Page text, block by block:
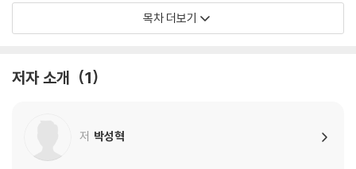
“민사고 학부형 추천으로 아이에게 이 책을 읽히고 있다. ‘공부 잘하는 아
98.4%의 중·고등학교 학생들이 “공부하고 싶어졌다”라고 응답한 것처럼
_열다섯 살, 나는 딱 유치원생 수준이었다
_내 인생이 엎질러진 물인 줄 알았다
_오직 ‘해볼래!’ 하는 마음 하나로
PART 2
목차 더보기
저자 소개 1
저 박성혁